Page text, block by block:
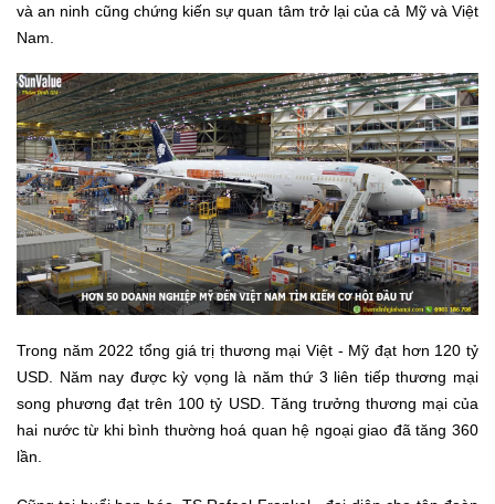
và an ninh cũng chứng kiến sự quan tâm trở lại của cả Mỹ và Việt
Nam.
Trong năm 2022 tổng giá trị thương mại Việt - Mỹ đạt hơn 120 tỷ
USD. Năm nay được kỳ vọng là năm thứ 3 liên tiếp thương mại
song phương đạt trên 100 tỷ USD. Tăng trưởng thương mại của
hai nước từ khi bình thường hoá quan hệ ngoại giao đã tăng 360
lần.